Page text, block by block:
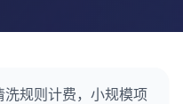
规则计费，小规模项